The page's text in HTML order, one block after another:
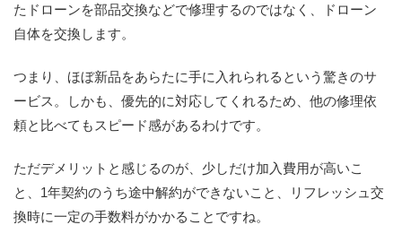
たドローンを部品交換などで修理するのではなく、ドローン
自体を交換します。
つまり、ほぼ新品をあらたに手に入れられるという驚きのサ
ービス。しかも、優先的に対応してくれるため、他の修理依
頼と比べてもスピード感があるわけです。
ただデメリットと感じるのが、少しだけ加入費用が高いこ
と、1年契約のうち途中解約ができないこと、リフレッシュ交
換時に一定の手数料がかかることですね。